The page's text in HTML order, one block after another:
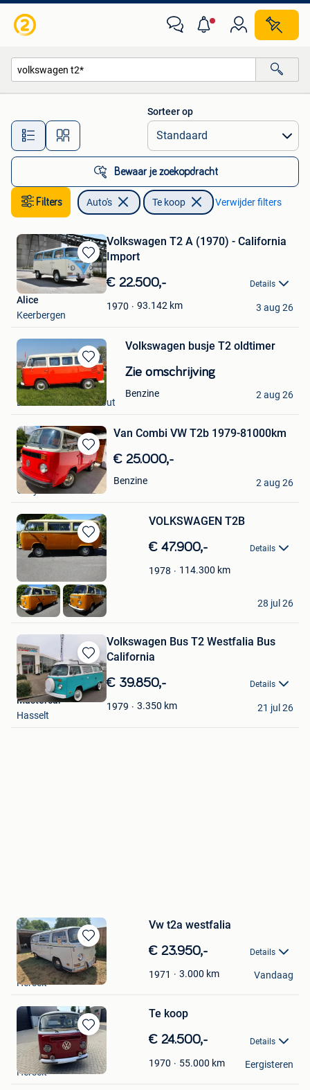
Alle afstanden…
Sorteer op
Bewaar je zoekopdracht
Filters Auto's Te koop Verwijder filters
Bewaren
in
Mijn
Favorieten
Volkswagen T2 A (1970) - California
Import
€ 22.500,- Details
1970 93.142 km
Alice
Keerbergen
3 aug 26
Bewaren
in
Mijn
Favorieten
Volkswagen busje T2 oldtimer
Zie omschrijving
Benzine
Luc
Essen +Deel Kalmthout
2 aug 26
Bewaren
in
Mijn
Favorieten
Van Combi VW T2b 1979-81000km
€ 25.000,-
Benzine
Hayden&Mila
Olloy-Sur-Viroin
2 aug 26
Bewaren
in
Favorieten
VOLKSWAGEN T2B
€ 47.900,- Details
1978 114.300 km
Huguesv
Thines
28 jul 26
Bewaren
in
Mijn
Favorieten
Volkswagen Bus T2 Westfalia Bus
California
€ 39.850,- Details
1979 3.350 km
Mastercar
Hasselt
21 jul 26
Bewaren
in
Mijn
Favorieten
Vw t2a westfalia
€ 23.950,- Details
1971 3.000 km
Nick Pelgrims
Herselt
Vandaag
Bewaren
in
Mijn
Favorieten
Te koop
€ 24.500,- Details
1970 55.000 km
Pauli David
Herselt
Eergisteren
Bewaren